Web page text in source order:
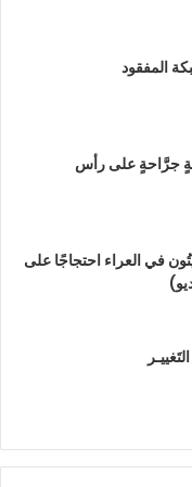
المفقود
جرَّاحةٍ على رأس
في العراء احتجاجًا على